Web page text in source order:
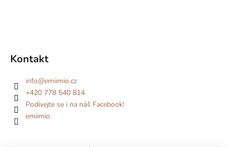
Kontakt
info@emiimio.cz
+420 778 540 814
Podívejte se i na náš Facebook!
emiimio